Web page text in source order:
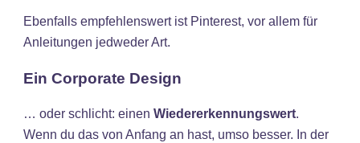
Ebenfalls empfehlenswert ist Pinterest, vor allem für
Anleitungen jedweder Art.
Ein Corporate Design
… oder schlicht: einen Wiedererkennungswert.
Wenn du das von Anfang an hast, umso besser. In der